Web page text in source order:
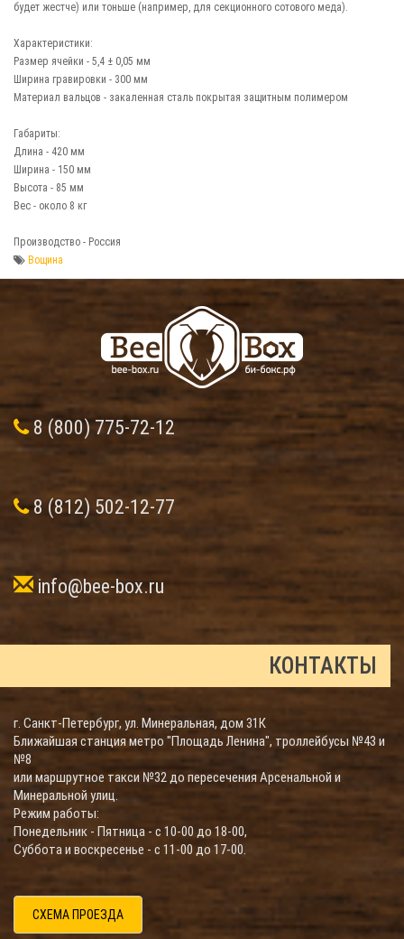
будет жестче) или тоньше (например, для секционного сотового меда).
Характеристики:
Размер ячейки - 5,4 ± 0,05 мм
Ширина гравировки - 300 мм
Материал вальцов - закаленная сталь покрытая защитным полимером
Габариты:
Длина - 420 мм
Ширина - 150 мм
Высота - 85 мм
Вес - около 8 кг
Производство - Россия
Вощина
8 (800) 775-72-12
8 (812) 502-12-77
info@bee-box.ru
КОНТАКТЫ
г. Санкт-Петербург, ул. Минеральная, дом 31К
Ближайшая станция метро "Площадь Ленина", троллейбусы №43 и
№8
или маршрутное такси №32 до пересечения Арсенальной и
Минеральной улиц.
Режим работы:
Понедельник - Пятница - с 10-00 до 18-00,
Суббота и воскресенье - с 11-00 до 17-00.
СХЕМА ПРОЕЗДА